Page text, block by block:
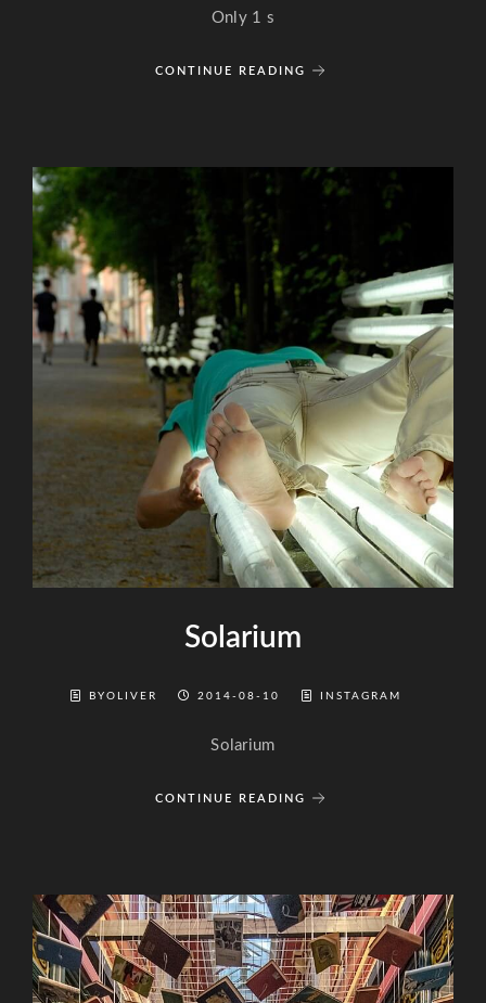
Only 1 s
CONTINUE READING
Solarium
BYOLIVER 2014-08-10 INSTAGRAM
Solarium
CONTINUE READING